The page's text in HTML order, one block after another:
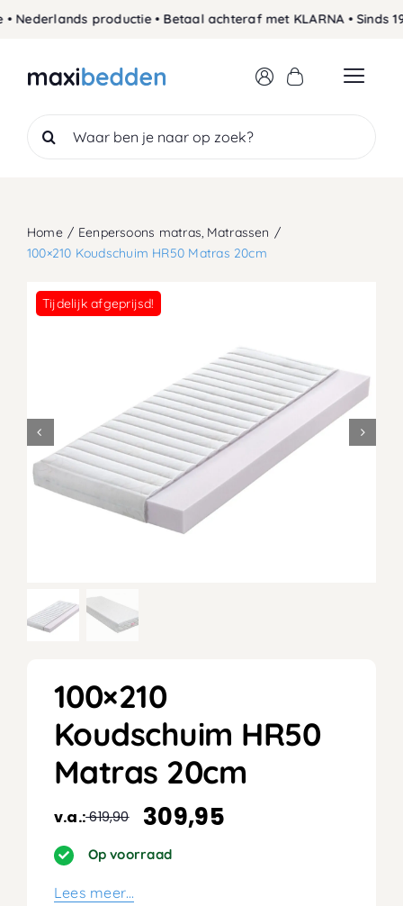
productie • Betaal achteraf met KLARNA • Sinds
Search
for:
Home Eenpersoons matras Matrassen
100×210 Koudschuim HR50 Matras 20cm
Tijdelijk afgeprijsd!
100×210
Koudschuim HR50
Matras 20cm
v.a.:619,90
Oorspronkelijke
prijs
was:
619,90.
309,95
Huidige
prijs
is:
309,95.
Op voorraad
Lees meer…